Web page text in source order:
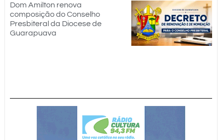
Dom Amilton renova
composição do Conselho
Presbiteral da Diocese de
Guarapuava